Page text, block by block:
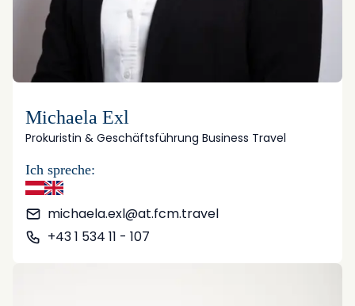
Michaela Exl
Prokuristin & Geschäftsführung Business Travel
Ich spreche:
michaela.exl@at.fcm.travel
+43 1 534 11 - 107